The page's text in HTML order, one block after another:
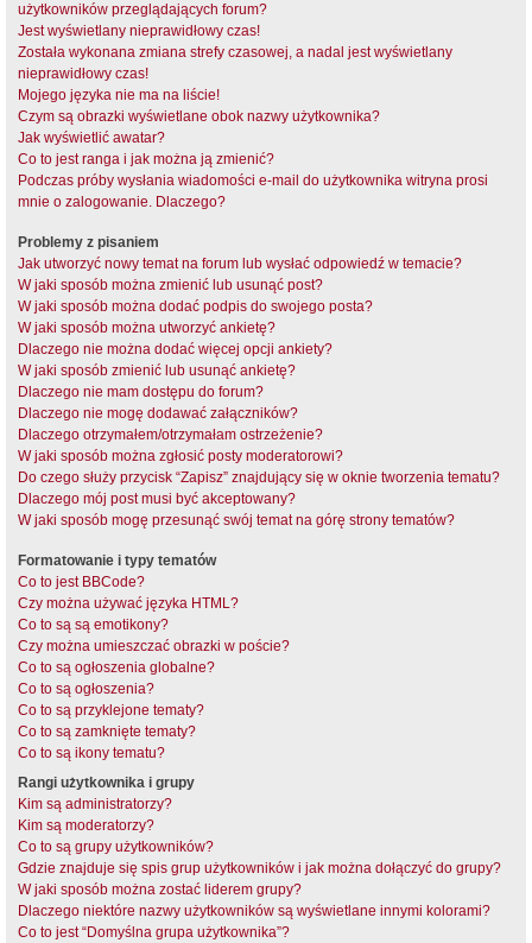
użytkowników przeglądających forum?
Jest wyświetlany nieprawidłowy czas!
Została wykonana zmiana strefy czasowej, a nadal jest wyświetlany
nieprawidłowy czas!
Mojego języka nie ma na liście!
Czym są obrazki wyświetlane obok nazwy użytkownika?
Jak wyświetlić awatar?
Co to jest ranga i jak można ją zmienić?
Podczas próby wysłania wiadomości e-mail do użytkownika witryna prosi
mnie o zalogowanie. Dlaczego?
Problemy z pisaniem
Jak utworzyć nowy temat na forum lub wysłać odpowiedź w temacie?
W jaki sposób można zmienić lub usunąć post?
W jaki sposób można dodać podpis do swojego posta?
W jaki sposób można utworzyć ankietę?
Dlaczego nie można dodać więcej opcji ankiety?
W jaki sposób zmienić lub usunąć ankietę?
Dlaczego nie mam dostępu do forum?
Dlaczego nie mogę dodawać załączników?
Dlaczego otrzymałem/otrzymałam ostrzeżenie?
W jaki sposób można zgłosić posty moderatorowi?
Do czego służy przycisk “Zapisz” znajdujący się w oknie tworzenia tematu?
Dlaczego mój post musi być akceptowany?
W jaki sposób mogę przesunąć swój temat na górę strony tematów?
Formatowanie i typy tematów
Co to jest BBCode?
Czy można używać języka HTML?
Co to są są emotikony?
Czy można umieszczać obrazki w poście?
Co to są ogłoszenia globalne?
Co to są ogłoszenia?
Co to są przyklejone tematy?
Co to są zamknięte tematy?
Co to są ikony tematu?
Rangi użytkownika i grupy
Kim są administratorzy?
Kim są moderatorzy?
Co to są grupy użytkowników?
Gdzie znajduje się spis grup użytkowników i jak można dołączyć do grupy?
W jaki sposób można zostać liderem grupy?
Dlaczego niektóre nazwy użytkowników są wyświetlane innymi kolorami?
Co to jest “Domyślna grupa użytkownika”?